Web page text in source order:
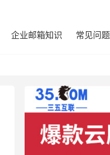
企业邮箱知识 常见问题